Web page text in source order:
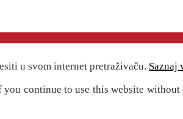
u svom internet pretraživaču. Saznaj
continue to use this website